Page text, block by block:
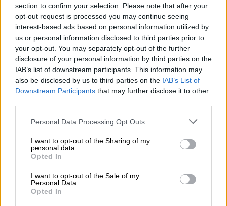
section to confirm your selection. Please note that after your
opt-out request is processed you may continue seeing
interest-based ads based on personal information utilized by
us or personal information disclosed to third parties prior to
your opt-out. You may separately opt-out of the further
disclosure of your personal information by third parties on the
IAB’s list of downstream participants. This information may
also be disclosed by us to third parties on the IAB’s List of
Downstream Participants that may further disclose it to other
Please note that this website/app uses one or more Google
not limited to your visit or usage behaviour. You may click to
grant or deny consent to Google and its third-party tags to
use your data for below specified purposes in below Google
consent section.
Personal Data Processing Opt Outs
I want to opt-out of the Sharing of my
personal data.
Opted In
I want to opt-out of the Sale of my
Personal Data.
Opted In
42χρονος τεχνικός θα έχει στο πλευρό του
τους Μιγκέλ Γκομίλα Αντρέου, που θα είναι
ο γυμναστής της ομάδας και τον προπονητή
τερματοφυλάκων, Γιόσεπ Πασκουάλ
Τραμπάλ. Το πρώτο «ραντεβού» της ομάδας
για την νέα σεζόν προγραμματίσθηκε για τις
6 Αυγούστου.Τέσσερις μέρες μετά, στις 10
Αυγούστου, θα γίνει η πρώτη προπόνηση του
προπονητή Ντάνι Πογιάτος.